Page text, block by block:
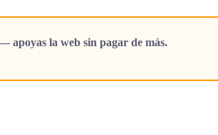
apoyas la web sin pagar de más.